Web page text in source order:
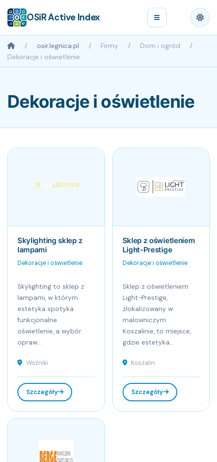
OSiR Active Index
osir.legnica.pl Firmy
Dom i ogród
Dekoracje i oświetlenie
Dekoracje i oświetlenie
Skylighting sklep z
lampami
Dekoracje i oświetlenie
Skylighting to sklep z
lampami, w którym
estetyka spotyka
funkcjonalne
oświetlenie, a wybór
opraw...
Woźniki
Szczegóły
Sklep z oświetleniem
Light-Prestige
Dekoracje i oświetlenie
Sklep z oświetleniem
Light-Prestige,
zlokalizowany w
malowniczym
Koszalinie, to miejsce,
gdzie estetyka...
Koszalin
Szczegóły